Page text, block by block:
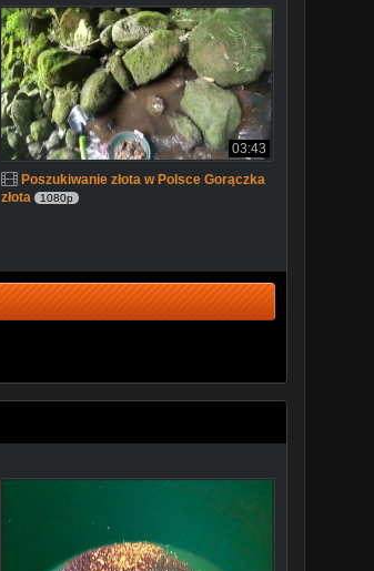
03:43
Poszukiwanie złota w Polsce Gorączka
złota
1080p